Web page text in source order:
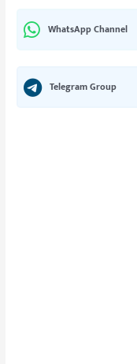
WhatsApp Channel
Telegram Group